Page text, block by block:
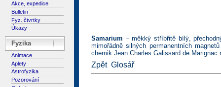
Akce, expedice
Bulletin
Fyz. čtvrtky
Úkazy
Fyzika
Animace
Aplety
Astrofyzika
Pozorování
Samarium – měkký stříbřitě bílý,
mimořádně silných permanentních
chemik Jean Charles Galissard de Marignac
Zpět Glosář